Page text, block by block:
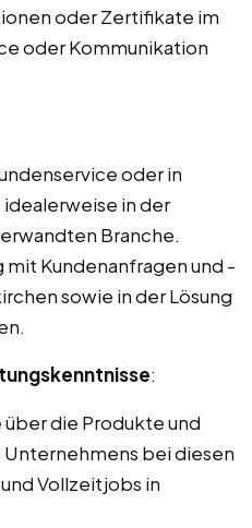
oder Zertifikate im
oder Kommunikation
oder in
in der
Branche.
mit Kundenanfragen und -
sowie in der Lösung
:
die Produkte und
bei diesen
Vollzeitjobs in